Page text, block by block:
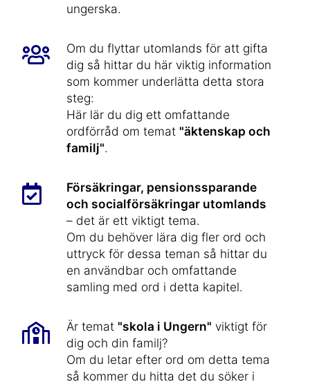
ungerska.
Om du flyttar utomlands för att gifta
dig så hittar du här viktig information
som kommer underlätta detta stora
steg:
Här lär du dig ett omfattande
ordförråd om temat "äktenskap och
familj".
Försäkringar, pensionssparande
och socialförsäkringar utomlands
– det är ett viktigt tema.
Om du behöver lära dig fler ord och
uttryck för dessa teman så hittar du
en användbar och omfattande
samling med ord i detta kapitel.
Är temat "skola i Ungern" viktigt för
dig och din familj?
Om du letar efter ord om detta tema
så kommer du hitta det du söker i